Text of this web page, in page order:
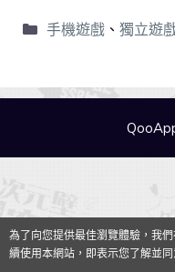
手機遊戲、 獨立遊
為了向您提供最佳瀏覽體驗，我
續使用本網站，即表示您了解並